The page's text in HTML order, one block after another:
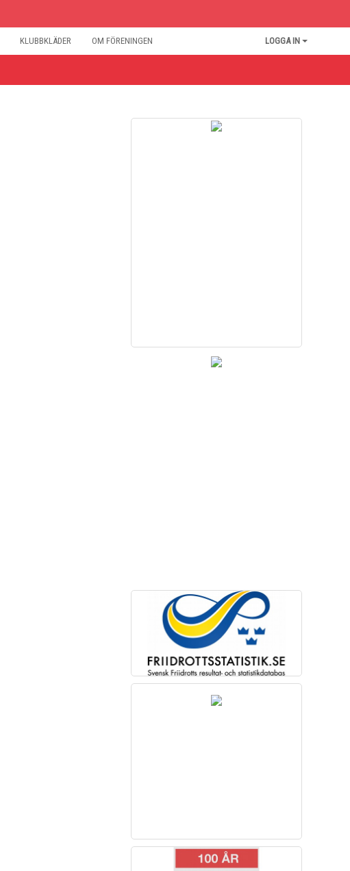
KLUBBKLÄDER OM FÖRENINGEN LOGGA IN